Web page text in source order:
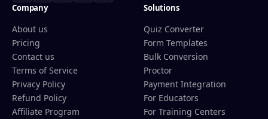
Company
About us
Pricing
Contact us
Terms of Service
Privacy Policy
Refund Policy
Affiliate Program
Solutions
Quiz Converter
Form Templates
Bulk Conversion
Proctor
Payment Integration
For Educators
For Training Centers